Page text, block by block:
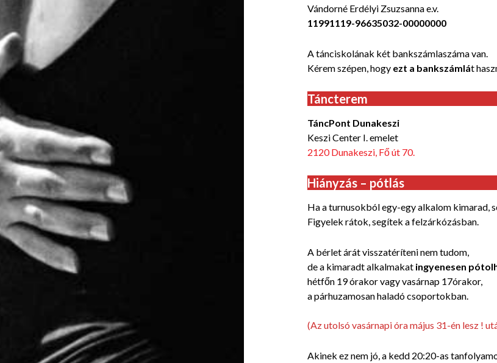
Vándorné Erdélyi Zsuzsanna e.v.
11991119-96635032-00000000
A tánciskolának két bankszámlaszáma van.
Kérem szépen, hogy ezt a bankszámlát
Táncterem
TáncPont Dunakeszi
Keszi Center I. emelet
2120 Dunakeszi, Fő út 70.
Hiányzás – pótlás
Ha a turnusokból egy-egy alkalom kimarad,
Figyelek rátok, segítek a felzárkózásban.
A bérlet árát visszatéríteni nem tudom,
de a kimaradt alkalmakat ingyenesen
hétfőn 19 órakor vagy vasárnap 17órakor,
a párhuzamosan haladó csoportokban.
(Az utolsó vasárnapi óra május 31-én lesz !
Akinek ez nem jó, a kedd 20:20-as